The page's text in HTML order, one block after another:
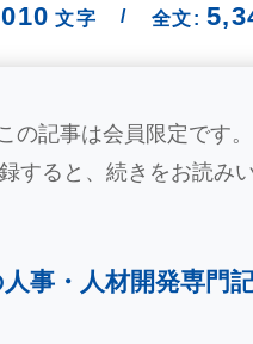
文字 / 全文:
の記事は会員限定です。
すると、 続きをお読み
事・ 人材開発専門